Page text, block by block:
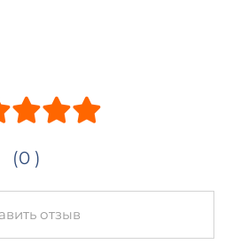
(0 )
отзыв